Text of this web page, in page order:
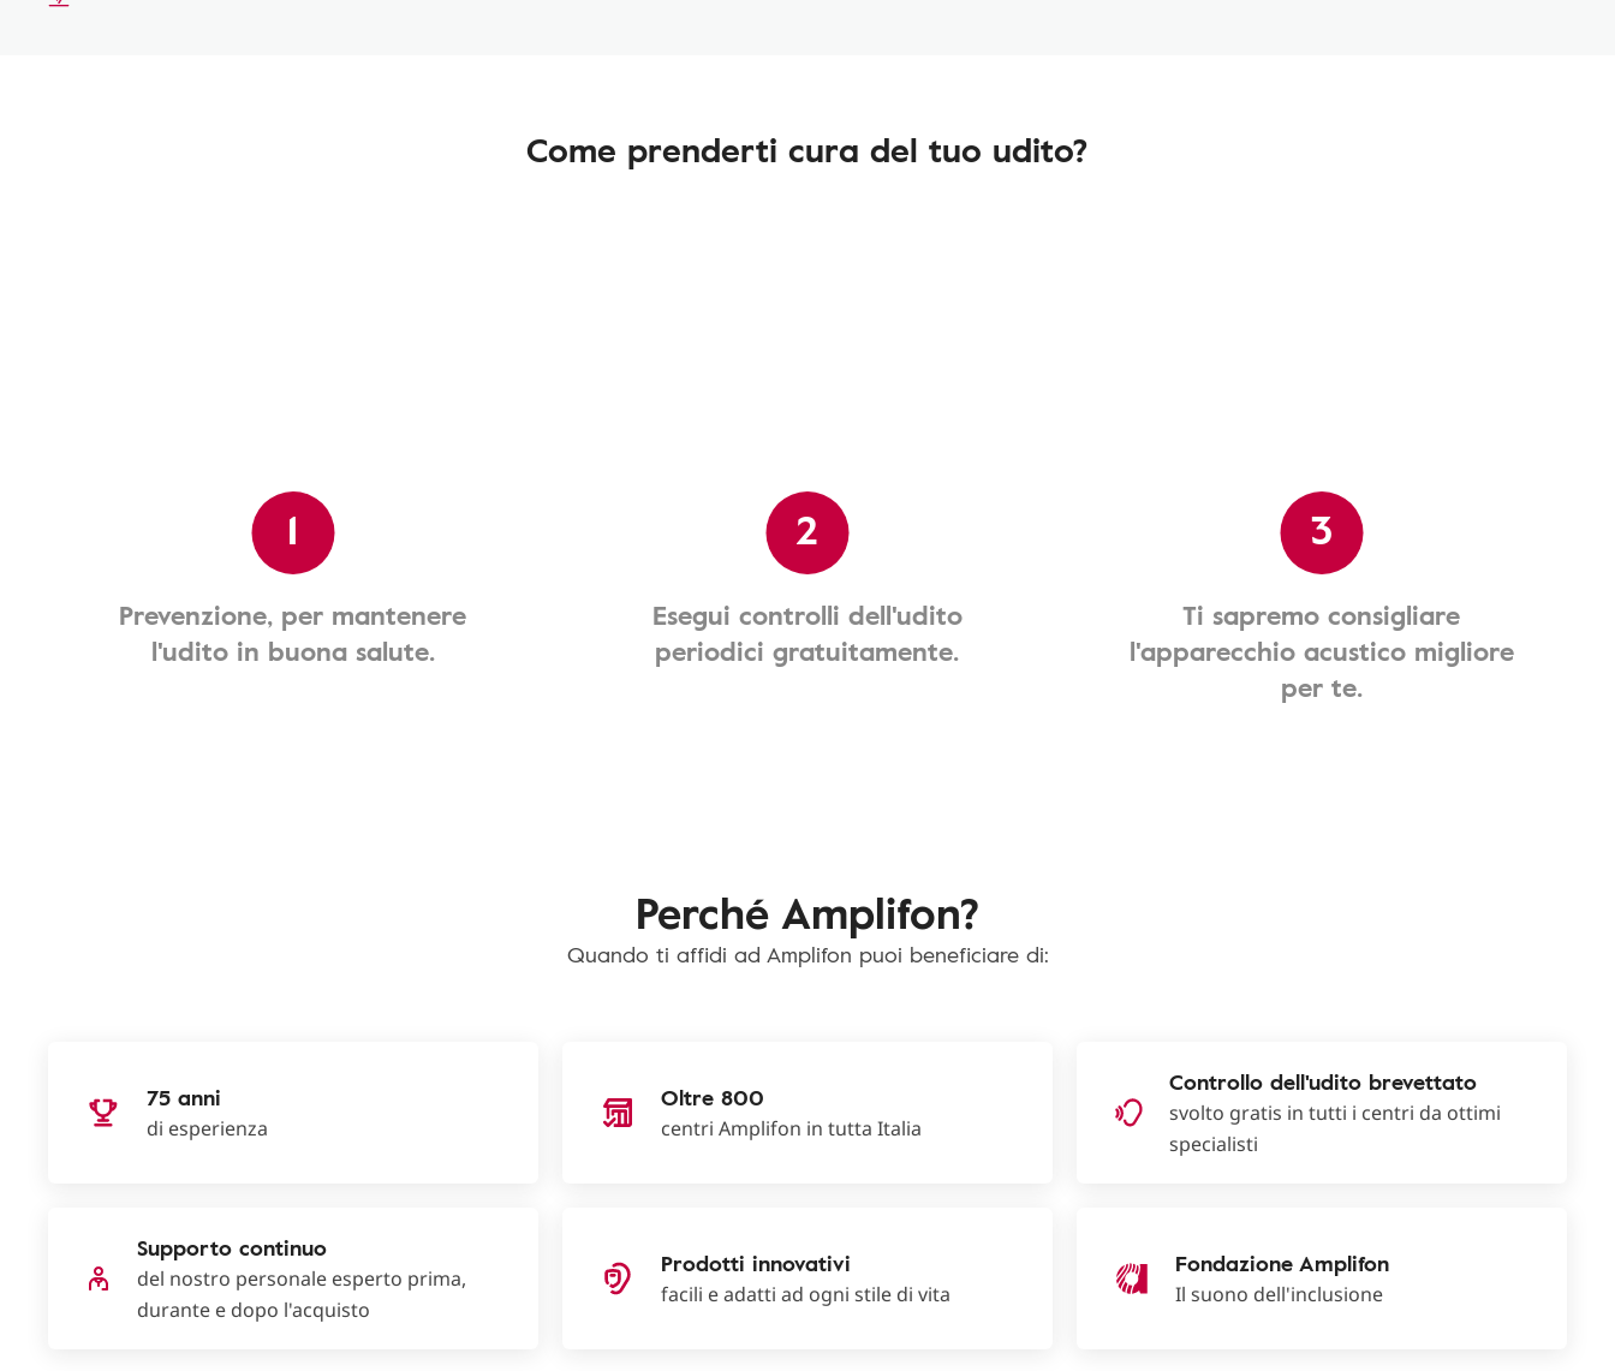
Come prenderti cura del tuo udito?
1
Prevenzione, per mantenere
l'udito in buona salute.
2
Esegui controlli dell'udito
periodici gratuitamente.
3
Ti sapremo consigliare
l'apparecchio acustico migliore
per te.
Perché Amplifon?
Quando ti affidi ad Amplifon puoi beneficiare di:
75 anni
di esperienza
Oltre 800
centri Amplifon in tutta Italia
Controllo dell'udito brevettato
svolto gratis in tutti i centri da ottimi
specialisti
Supporto continuo
del nostro personale esperto prima,
durante e dopo l'acquisto
Prodotti innovativi
facili e adatti ad ogni stile di vita
Fondazione Amplifon
Il suono dell'inclusione